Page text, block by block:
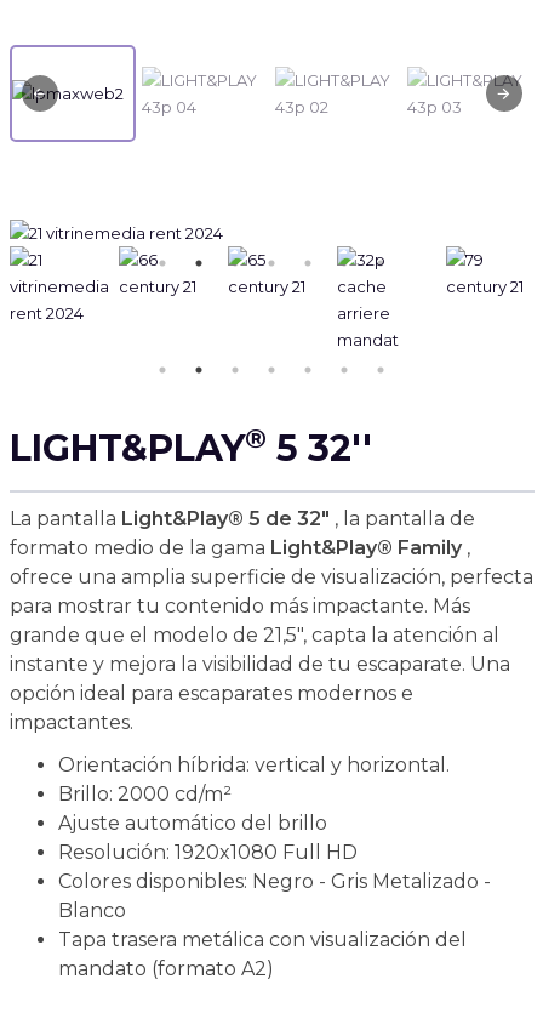
LIGHT&PLAY® 5 32''
La pantalla Light&Play® 5 de 32" , la pantalla de
formato medio de la gama Light&Play® Family,
ofrece una amplia superficie de visualización, perfecta
para mostrar tu contenido más impactante. Más
grande que el modelo de 21,5", capta la atención al
instante y mejora la visibilidad de tu escaparate. Una
opción ideal para escaparates modernos e
impactantes.
Orientación híbrida: vertical y horizontal.
Brillo: 2000 cd/m²
Ajuste automático del brillo
Resolución: 1920x1080 Full HD
Colores disponibles: Negro - Gris Metalizado -
Blanco
Tapa trasera metálica con visualización del
mandato (formato A2)